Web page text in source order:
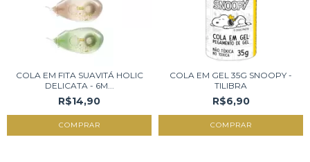
COLA EM FITA SUAVITÁ HOLIC
DELICATA - 6M...
R$14,90
COMPRAR
COLA EM GEL 35G SNOOPY -
TILIBRA
R$6,90